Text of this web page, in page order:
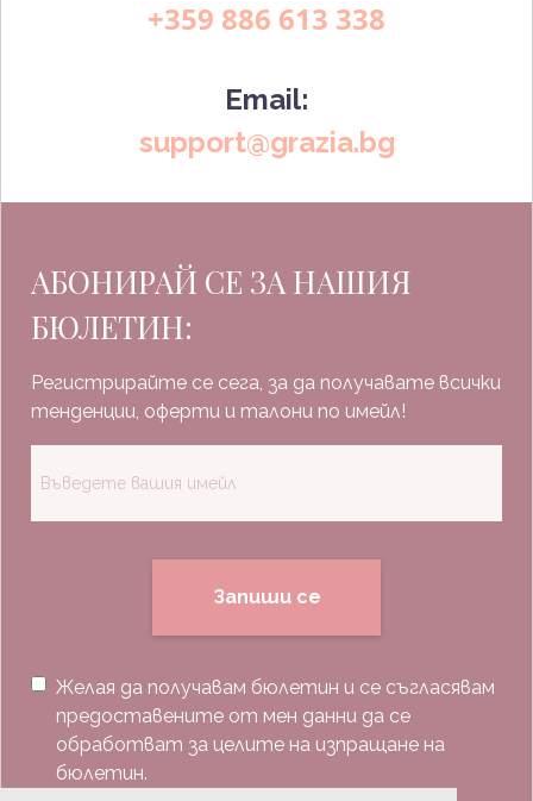
+359 886 613 338
Email:
support@grazia.bg
АБОНИРАЙ СЕ ЗА НАШИЯ
БЮЛЕТИН:
Регистрирайте се сега, за да получавате всички
тенденции, оферти и талони по имейл!
Запиши се
Желая да получавам бюлетин и се съгласявам
предоставените от мен данни да се
обработват за целите на изпращане на
бюлетин.